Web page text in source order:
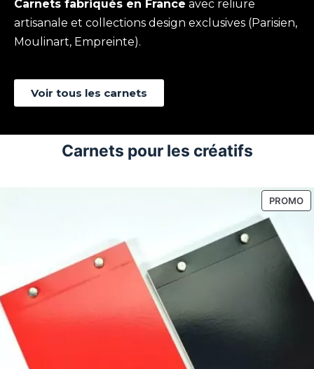
Carnets fabriqués en France avec reliure
artisanale et collections design exclusives (Parisien,
Moulinart, Empreinte).
Voir tous les carnets
Carnets pour les créatifs
PROMO